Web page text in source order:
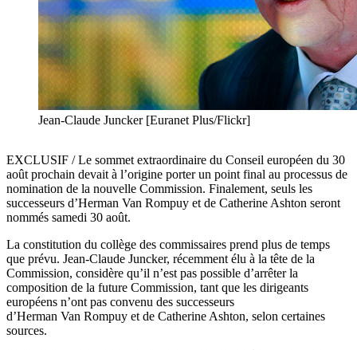
Jean-Claude Juncker [Euranet Plus/Flickr]
EXCLUSIF / Le sommet extraordinaire du Conseil européen du 30
août prochain devait à l’origine porter un point final au processus de
nomination de la nouvelle Commission. Finalement, seuls les
successeurs d’Herman Van Rompuy et de Catherine Ashton seront
nommés samedi 30 août.
La constitution du collège des commissaires prend plus de temps
que prévu. Jean-Claude Juncker, récemment élu à la tête de la
Commission, considère qu’il n’est pas possible d’arrêter la
composition de la future Commission, tant que les dirigeants
européens n’ont pas convenu des successeurs
d’Herman Van Rompuy et de Catherine Ashton, selon certaines
sources.